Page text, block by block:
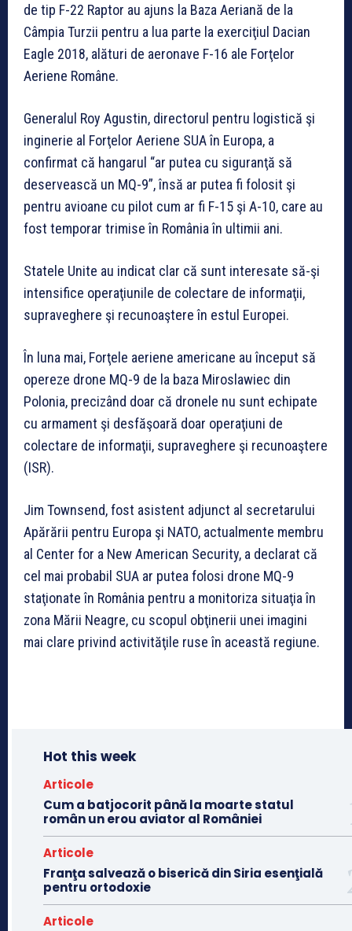
de tip F-22 Raptor au ajuns la Baza Aeriană de la
Câmpia Turzii pentru a lua parte la exerciţiul Dacian
Eagle 2018, alături de aeronave F-16 ale Forţelor
Aeriene Române.
Generalul Roy Agustin, directorul pentru logistică şi
inginerie al Forţelor Aeriene SUA în Europa, a
confirmat că hangarul “ar putea cu siguranţă să
deservească un MQ-9”, însă ar putea fi folosit şi
pentru avioane cu pilot cum ar fi F-15 şi A-10, care au
fost temporar trimise în România în ultimii ani.
Statele Unite au indicat clar că sunt interesate să-şi
intensifice operaţiunile de colectare de informaţii,
supraveghere şi recunoaştere în estul Europei.
În luna mai, Forţele aeriene americane au început să
opereze drone MQ-9 de la baza Miroslawiec din
Polonia, precizând doar că dronele nu sunt echipate
cu armament şi desfăşoară doar operaţiuni de
colectare de informaţii, supraveghere şi recunoaştere
(ISR).
Jim Townsend, fost asistent adjunct al secretarului
Apărării pentru Europa şi NATO, actualmente membru
al Center for a New American Security, a declarat că
cel mai probabil SUA ar putea folosi drone MQ-9
staţionate în România pentru a monitoriza situaţia în
zona Mării Neagre, cu scopul obţinerii unei imagini
mai clare privind activităţile ruse în această regiune.
Hot this week
Articole
Cum a batjocorit până la moarte statul
român un erou aviator al României
Articole
Franţa salvează o biserică din Siria esenţială
pentru ortodoxie
Articole